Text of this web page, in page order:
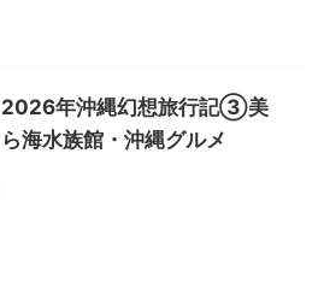
2026年沖縄幻想旅行記③美
ら海水族館・沖縄グルメ